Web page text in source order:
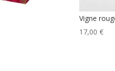
Vigne
17,00€